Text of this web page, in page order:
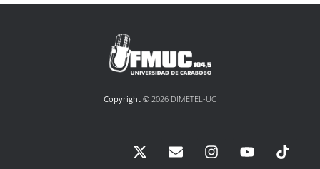
Copyright © 2026 DIMETEL-UC